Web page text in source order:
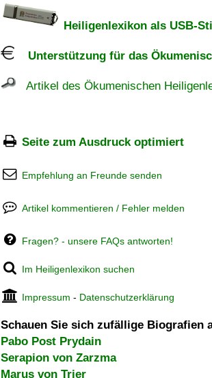
Heiligenlexikon als USB-
Unterstützung für das
Artikel des Ökumenischen
Seite zum Ausdruck optimiert
Empfehlung an Freunde senden
Artikel kommentieren / Fehler melden
Fragen? - unsere FAQs antworten!
Im Heiligenlexikon suchen
Impressum - Datenschutzerklärung
Schauen Sie sich zufällige Biografien
Pabo Post Prydain
Serapion von Zarzma
Marus von Trier